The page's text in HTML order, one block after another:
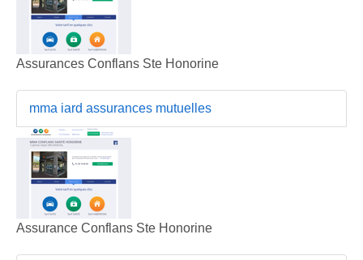
Assurances Conflans Ste Honorine
mma iard assurances mutuelles
Assurance Conflans Ste Honorine